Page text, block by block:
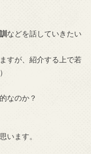
などを話していきたい
すが、紹介する上で若
なのか？
います。